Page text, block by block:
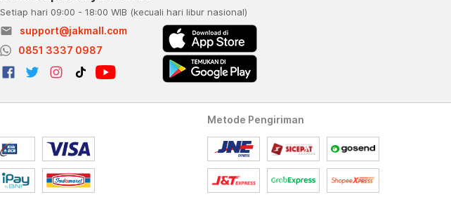
Setiap hari 09:00 - 18:00 WIB (kecuali hari libur nasional)
email
support@jakmall.com
0851 3337 0987
Metode Pengiriman